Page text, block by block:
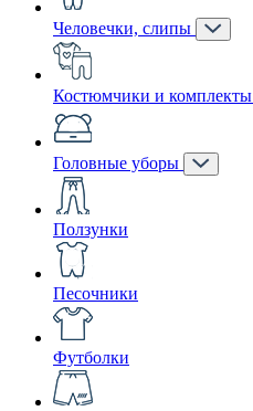
Человечки, слипы
Костюмчики и комплекты
Головные уборы
Ползунки
Песочники
Футболки